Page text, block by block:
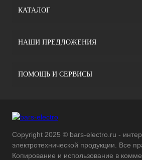
КАТАЛОГ
НАШИ ПРЕДЛОЖЕНИЯ
ПОМОЩЬ И СЕРВИСЫ
Copyright 2025 © bars-electro.ru -
электротехнической продукции. Все
Копирование и использование в